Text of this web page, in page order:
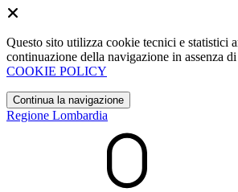
Questo sito utilizza cookie tecnici e statistici
continuazione della navigazione in assenza
COOKIE POLICY
Continua la navigazione
Regione Lombardia